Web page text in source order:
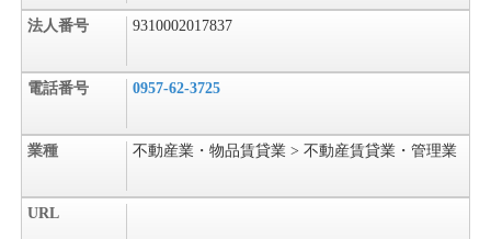
法人番号 9310002017837
電話番号 0957-62-3725
業種 不動産業・物品賃貸業 > 不動産賃貸業・管理業
URL